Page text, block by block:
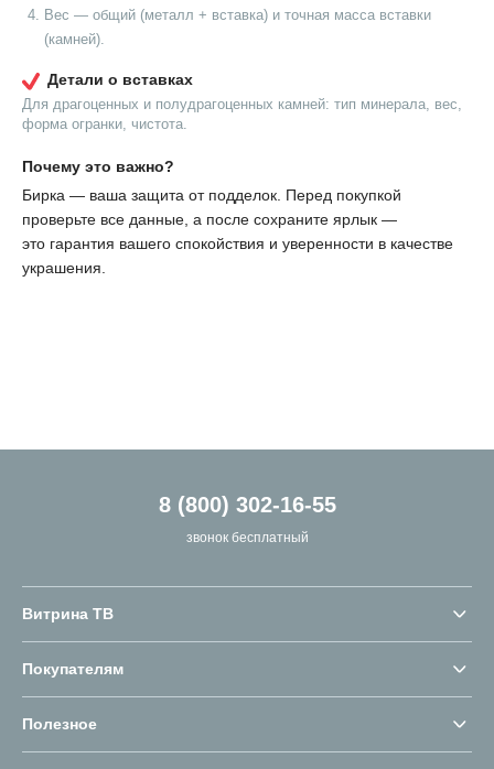
Вес — общий (металл + вставка) и точная масса вставки
(камней).
Детали о вставках
Для драгоценных и полудрагоценных камней: тип минерала, вес,
форма огранки, чистота.
Почему это важно?
Бирка — ваша защита от подделок. Перед покупкой
проверьте все данные, а после сохраните ярлык —
это гарантия вашего спокойствия и уверенности в качестве
украшения.
8 (800) 302-16-55
звонок бесплатный
Витрина ТВ
Покупателям
Полезное